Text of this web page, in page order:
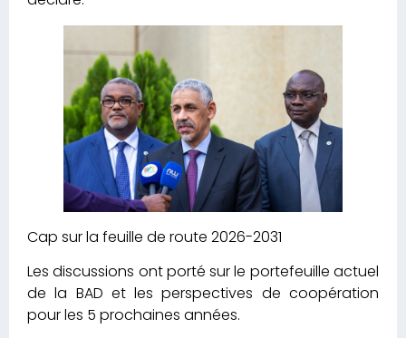
Cap sur la feuille de route 2026-2031
Les discussions ont porté sur le portefeuille actuel
de la BAD et les perspectives de coopération
pour les 5 prochaines années.